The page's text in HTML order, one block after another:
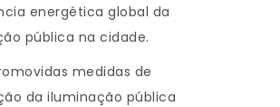
energética global da
pública na cidade.
medidas de
da iluminação pública